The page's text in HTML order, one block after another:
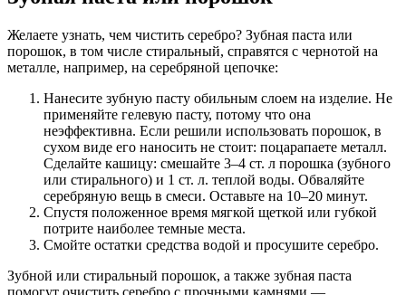
Желаете узнать, чем чистить серебро? Зубная паста или
порошок, в том числе стиральный, справятся с чернотой на
металле, например, на серебряной цепочке:
Нанесите зубную пасту обильным слоем на изделие. Не
применяйте гелевую пасту, потому что она
неэффективна. Если решили использовать порошок, в
сухом виде его наносить не стоит: поцарапаете металл.
Сделайте кашицу: смешайте 3–4 ст. л порошка (зубного
или стирального) и 1 ст. л. теплой воды. Обваляйте
серебряную вещь в смеси. Оставьте на 10–20 минут.
Спустя положенное время мягкой щеткой или губкой
потрите наиболее темные места.
Смойте остатки средства водой и просушите серебро.
Зубной или стиральный порошок, а также зубная паста